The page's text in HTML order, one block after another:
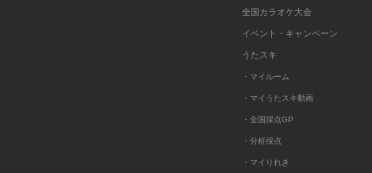
全国カラオケ大会
イベント・キャンペーン
うたスキ
・マイルーム
・マイうたスキ動画
・全国採点GP
・分析採点
・マイりれき